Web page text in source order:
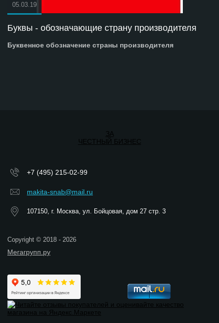
05.03.19
Буквы - обозначающие страну производителя
Буквенное обозначение страны производителя
+7 (495) 215-02-99
makita-snab@mail.ru
107150, г. Москва, ул. Бойцовая, дом 27 стр. 3
Copyright © 2018 - 2026
Мегагрупп.ру
ЗА
ЧЕСТНЫЙ БИЗНЕС